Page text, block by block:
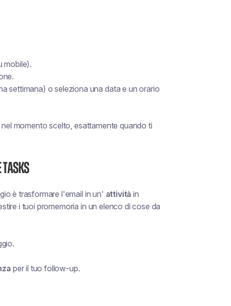
mobile).
settimana) o seleziona una data e un orario
momento scelto, esattamente quando ti
è trasformare l'email in un' attività in
i tuoi promemoria in un elenco di cose da
per il tuo follow-up.